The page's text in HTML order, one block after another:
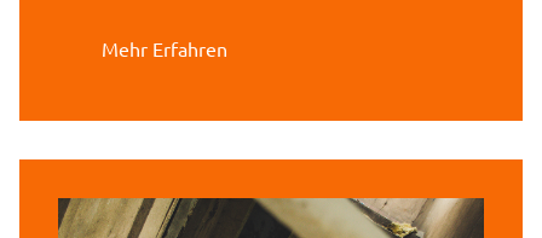
Mehr Erfahren